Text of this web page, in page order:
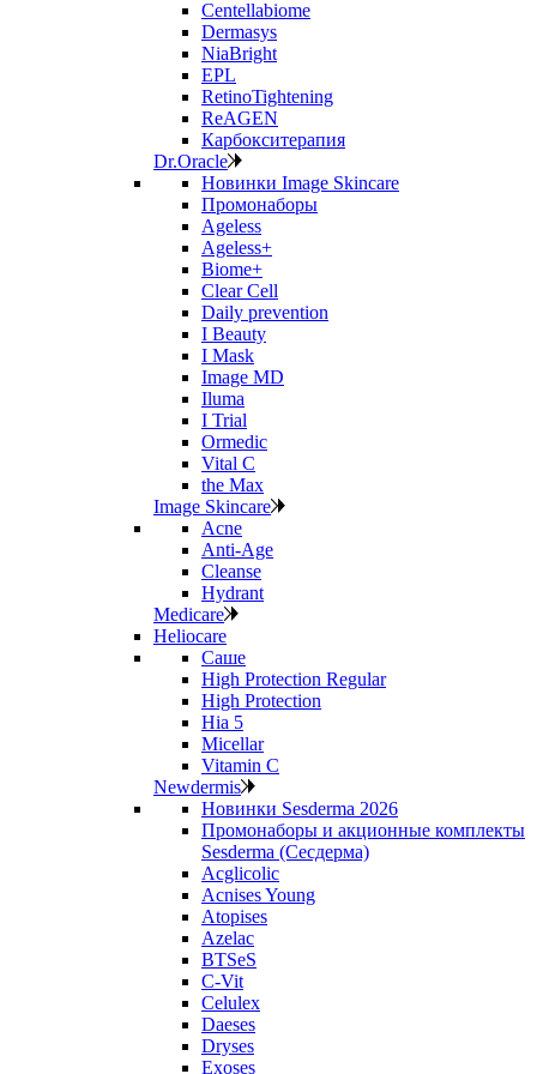
Centellabiome
Dermasys
NiaBright
EPL
RetinoTightening
ReAGEN
Карбокситерапия
Dr.Oracle
Новинки Image Skincare
Промонаборы
Ageless
Ageless+
Biome+
Clear Cell
Daily prevention
I Beauty
I Mask
Image MD
Iluma
I Trial
Ormedic
Vital C
the Max
Image Skincare
Acne
Anti‑Age
Cleanse
Hydrant
Medicare
Heliocare
Саше
High Protection Regular
High Protection
Hia 5
Micellar
Vitamin C
Newdermis
Новинки Sesderma 2026
Промонаборы и акционные комплекты
Sesderma (Сесдерма)
Acglicolic
Acnises Young
Atopises
Azelac
BTSeS
C‑Vit
Celulex
Daeses
Dryses
Exoses